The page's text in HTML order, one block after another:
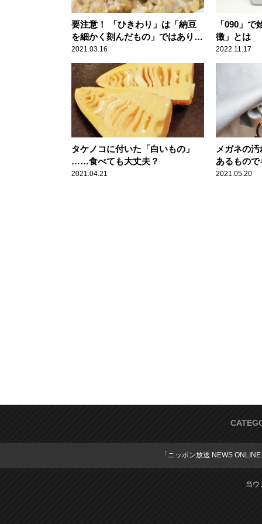
要注意！ 「ひきわり」は「納豆
を細かく刻んだもの」ではありま
せん
2021.03.16
「090」
徴」とは
2022.11.17
タケノコに付いた「白いもの」
……食べても大丈夫？
2021.04.21
メガネの
あるもの
2021.05.20
「ニッポン放送 NEWS
当ウ